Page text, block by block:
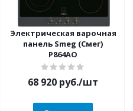
Электрическая варочная
панель Smeg (Смег)
P864AO
68 920 руб./шт